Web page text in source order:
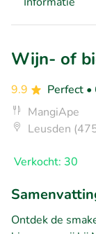
Wijn- of
9.9 Perfect •
MangiApe
Leusden
Verkocht: 30
Ontdek de